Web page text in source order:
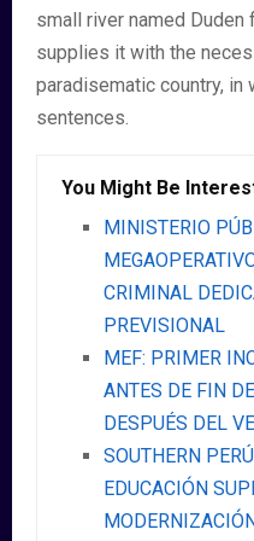
small river named
supplies it with the
paradisematic country,
sentences.
You Might Be
MINISTERIO
CRIMINAL
PREVISIONAL
MEF: PRIMER
ANTES DE FIN
DESPUÉS DEL
SOUTHERN
EDUCACIÓN